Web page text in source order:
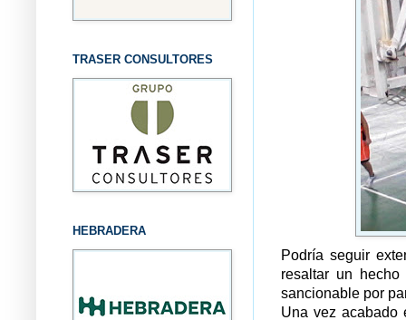
Podría seguir
resaltar un
sancionable por
Una vez acabado
TRASER CONSULTORES
HEBRADERA